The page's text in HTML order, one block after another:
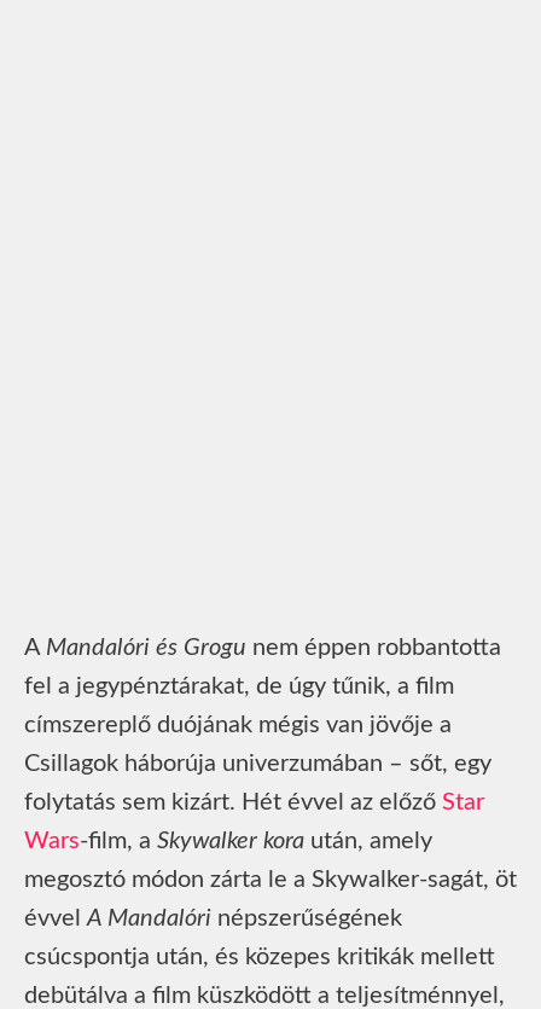
A Mandalóri és Grogu nem éppen robbantotta
fel a jegypénztárakat, de úgy tűnik, a film
címszereplő duójának mégis van jövője a
Csillagok háborúja univerzumában – sőt, egy
folytatás sem kizárt. Hét évvel az előző Star
Wars-film, a Skywalker kora után, amely
megosztó módon zárta le a Skywalker-sagát, öt
évvel A Mandalóri népszerűségének
csúcspontja után, és közepes kritikák mellett
debütálva a film küszködött a teljesítménnyel,